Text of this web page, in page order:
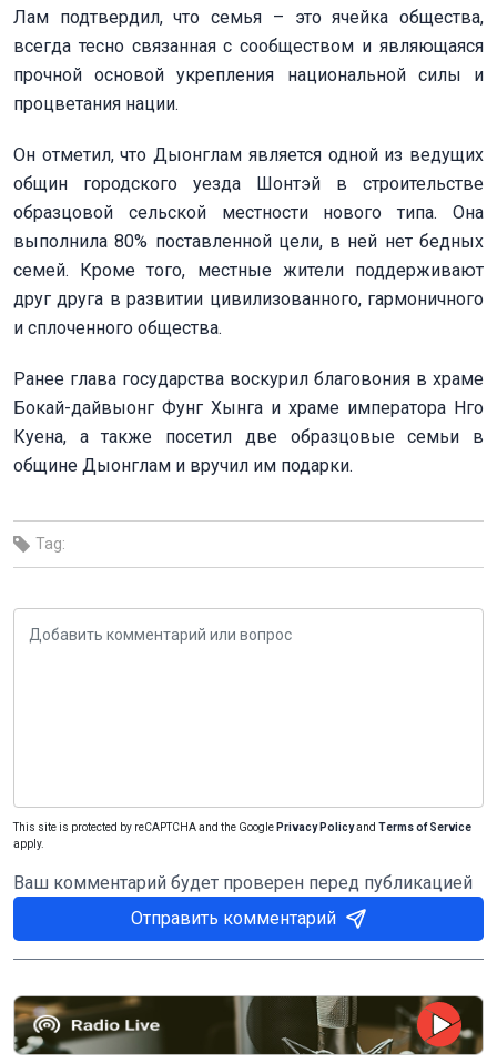
Лам подтвердил, что семья – это ячейка общества,
всегда тесно связанная с сообществом и являющаяся
прочной основой укрепления национальной силы и
процветания нации.
Он отметил, что Дыонглам является одной из ведущих
общин городского уезда Шонтэй в строительстве
образцовой сельской местности нового типа. Она
выполнила 80% поставленной цели, в ней нет бедных
семей. Кроме того, местные жители поддерживают
друг друга в развитии цивилизованного, гармоничного
и сплоченного общества.
Ранее глава государства воскурил благовония в храме
Бокай-дайвыонг Фунг Хынга и храме императора Нго
Куена, а также посетил две образцовые семьи в
общине Дыонглам и вручил им подарки.
Tag:
This site is protected by reCAPTCHA and the Google Privacy Policyand Terms of Service
apply.
Ваш комментарий будет проверен перед публикацией
Отправить комментарий